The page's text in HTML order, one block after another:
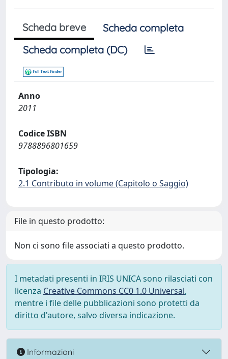
Scheda breve
Scheda completa
Scheda completa (DC)
Anno
2011
Codice ISBN
9788896801659
Tipologia:
2.1 Contributo in volume (Capitolo o Saggio)
File in questo prodotto:
Non ci sono file associati a questo prodotto.
I metadati presenti in IRIS UNICA sono rilasciati con
licenza Creative Commons CC0 1.0 Universal,
mentre i file delle pubblicazioni sono protetti da
diritto d'autore, salvo diversa indicazione.
Informazioni